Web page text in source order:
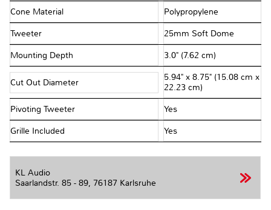
Cone Material Polypropylene
Tweeter 25mm Soft Dome
Mounting Depth 3.0" (7.62 cm)
Cut Out Diameter
5.94" x 8.75" (15.08 cm x
22.23 cm)
Pivoting Tweeter Yes
Grille Included Yes
KL Audio
Saarlandstr. 85 - 89, 76187 Karlsruhe